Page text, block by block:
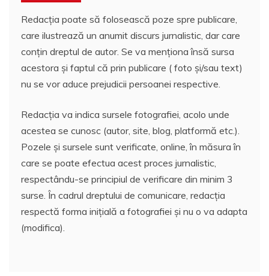
Redacția poate să folosească poze spre publicare,
care ilustrează un anumit discurs jurnalistic, dar care
conțin dreptul de autor. Se va menționa însă sursa
acestora și faptul că prin publicare ( foto și/sau text)
nu se vor aduce prejudicii persoanei respective.
Redacția va indica sursele fotografiei, acolo unde
acestea se cunosc (autor, site, blog, platformă etc.).
Pozele și sursele sunt verificate, online, în măsura în
care se poate efectua acest proces jurnalistic,
respectându-se principiul de verificare din minim 3
surse. În cadrul dreptului de comunicare, redacția
respectă forma inițială a fotografiei și nu o va adapta
(modifica).